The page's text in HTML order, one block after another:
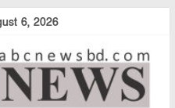
6, 2026